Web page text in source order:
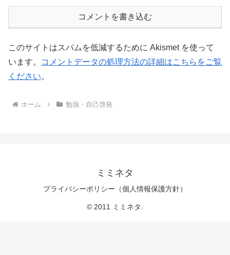
コメントを書き込む
このサイトはスパムを低減するために Akismet を使って
います。
コメントデータの処理方法の詳細はこちらをご覧
ください。
ホーム 勉強・自己啓発
ミミネタ
プライバシーポリシー（個人情報保護方針）
© 2011 ミミネタ.